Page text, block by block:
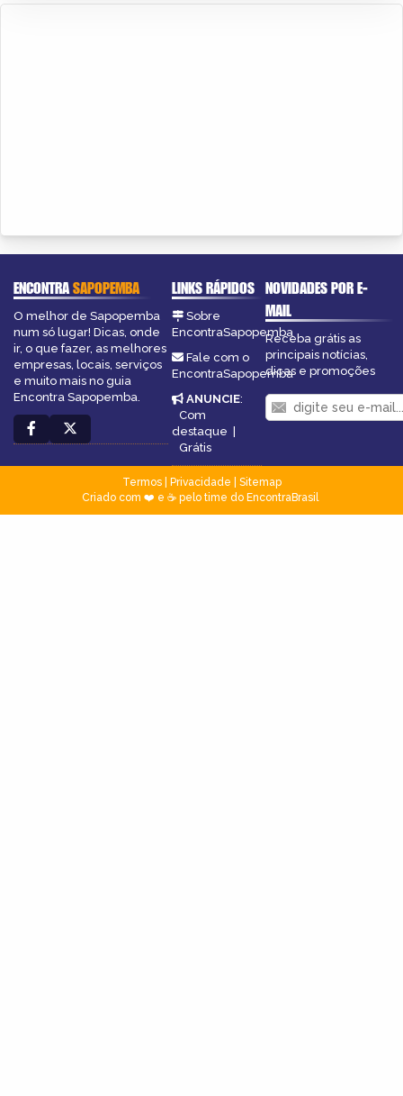
ENCONTRASAPOPEMBA
O melhor de Sapopemba
num só lugar! Dicas, onde
ir, o que fazer, as melhores
empresas, locais, serviços
e muito mais no guia
Encontra Sapopemba.
LINKS RÁPIDOS
Sobre
EncontraSapopemba
Fale com o
EncontraSapopemba
ANUNCIE:
Com
destaque |
Grátis
NOVIDADES POR E-
MAIL
Receba grátis as
principais notícias,
dicas e promoções
Termos| Privacidade
Sitemap
Criado com ❤️ e ☕ pelo time do EncontraBrasil